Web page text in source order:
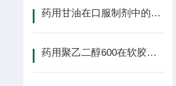
药用甘油在口服制剂中的应用：增塑剂、保湿剂与溶剂角色
药用聚乙二醇600在软胶囊基质中的应用优势解析